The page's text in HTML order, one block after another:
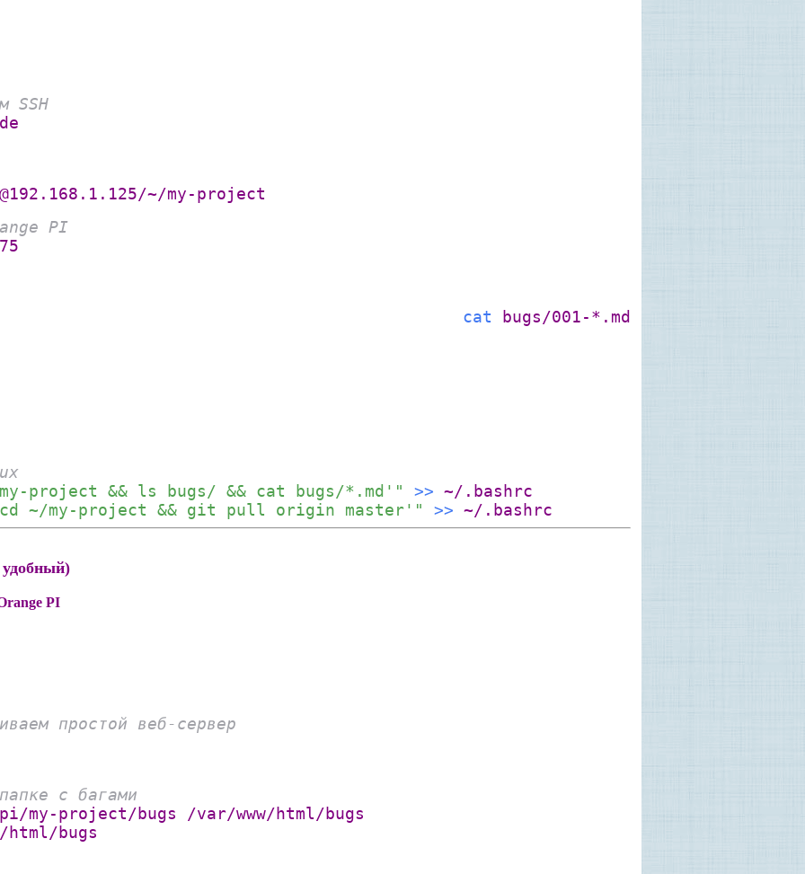
SSH
~/my-project
PI
cat bugs/001-*.md
project && ls bugs/ && cat bugs/*.md'"
>> ~/.bashrc
~/my-project && git pull origin master'"
>> ~/.bashrc
PI
простой веб-сервер
с багами
my-project/bugs /var/www/html/bugs
bugs